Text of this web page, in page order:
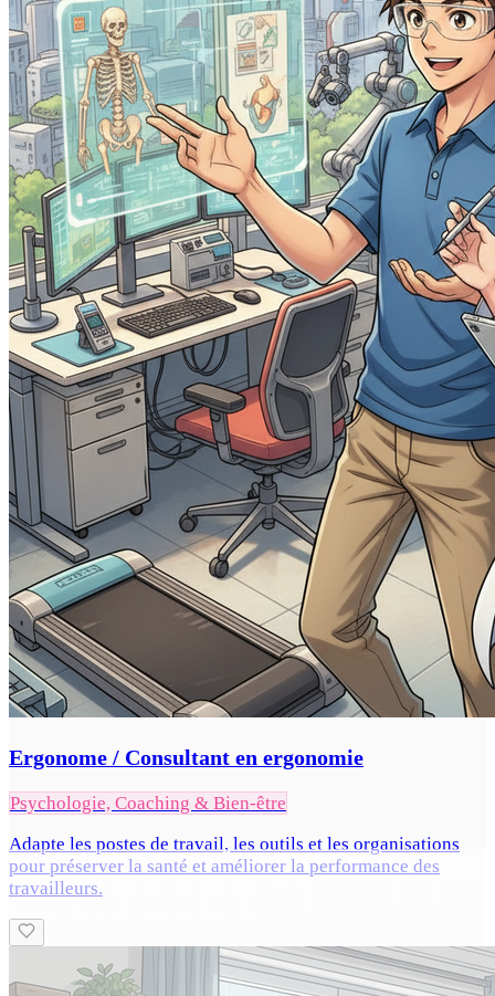
Ergonome / Consultant en ergonomie
Psychologie, Coaching & Bien-être
Adapte les postes de travail, les outils et les organisations
pour préserver la santé et améliorer la performance des
travailleurs.